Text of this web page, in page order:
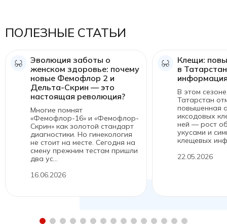
ПОЛЕЗНЫЕ СТАТЬИ
Эволюция заботы о
женском здоровье: почему
новые Фемофлор 2 и
Дельта-Скрин — это
настоящая революция?
Многие помнят
«Фемофлор-16» и «Фемофлор-
Скрин» как золотой стандарт
диагностики. Но гинекология
не стоит на месте. Сегодня на
смену прежним тестам пришли
два ус...
16.06.2026
Клещи:
в
В этом
Татарстан
повышенная
иксодовых
ней — рост
укусами и
клещевых
22.05.2026